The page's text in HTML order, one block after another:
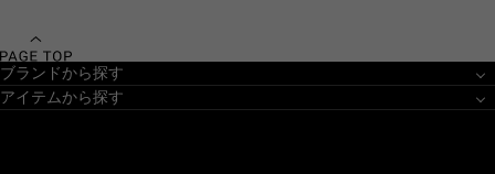
ブランドから探す
アイテムから探す